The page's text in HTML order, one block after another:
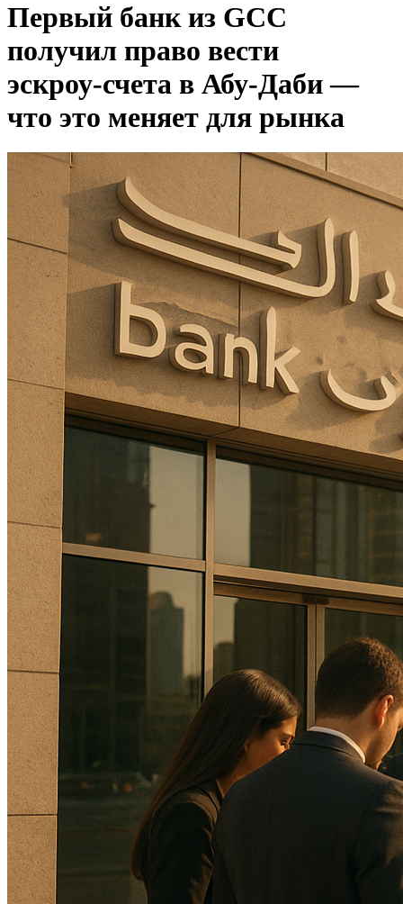
Первый банк из GCC
получил право вести
эскроу‑счета в Абу‑Даби —
что это меняет для рынка